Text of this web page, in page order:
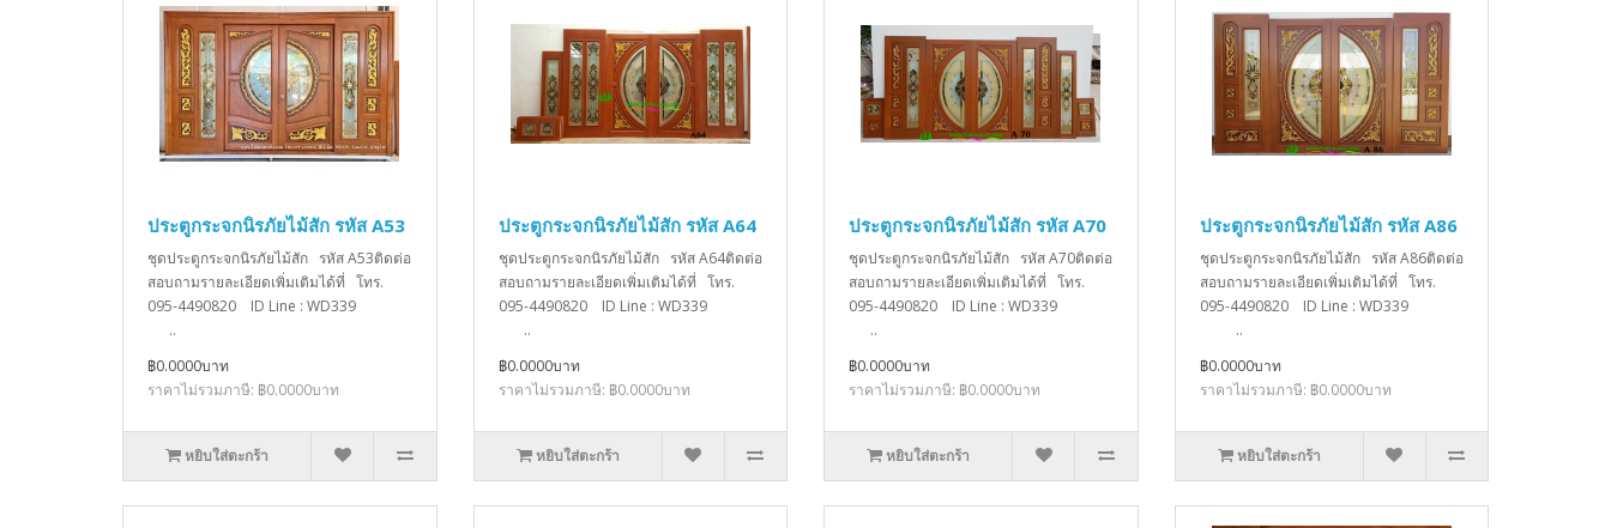
ประตูกระจกนิรภัยไม้สัก รหัส A53
ชุดประตูกระจกนิรภัยไม้สัก รหัส A53ติดต่อ
สอบถามรายละเอียดเพิ่มเติมได้ที่ โทร.
095-4490820 ID Line : WD339
..
฿0.0000บาท
ราคาไม่รวมภาษี: ฿0.0000บาท
หยิบใส่ตะกร้า
ประตูกระจกนิรภัยไม้สัก รหัส A64
ชุดประตูกระจกนิรภัยไม้สัก รหัส A64ติดต่อ
สอบถามรายละเอียดเพิ่มเติมได้ที่ โทร.
095-4490820 ID Line : WD339
..
฿0.0000บาท
ราคาไม่รวมภาษี: ฿0.0000บาท
หยิบใส่ตะกร้า
ประตูกระจกนิรภัยไม้สัก รหัส A70
ชุดประตูกระจกนิรภัยไม้สัก รหัส A70ติดต่อ
สอบถามรายละเอียดเพิ่มเติมได้ที่ โทร.
095-4490820 ID Line : WD339
..
฿0.0000บาท
ราคาไม่รวมภาษี: ฿0.0000บาท
หยิบใส่ตะกร้า
ประตูกระจกนิรภัยไม้สัก รหัส A86
ชุดประตูกระจกนิรภัยไม้สัก รหัส A86ติดต่อ
สอบถามรายละเอียดเพิ่มเติมได้ที่ โทร.
095-4490820 ID Line : WD339
..
฿0.0000บาท
ราคาไม่รวมภาษี: ฿0.0000บาท
หยิบใส่ตะกร้า